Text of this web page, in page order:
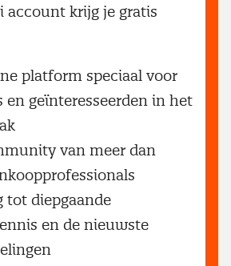
account krijg je gratis
platform speciaal voor
en geïnteresseerden in het
van meer dan
tot diepgaande
en de nieuwste